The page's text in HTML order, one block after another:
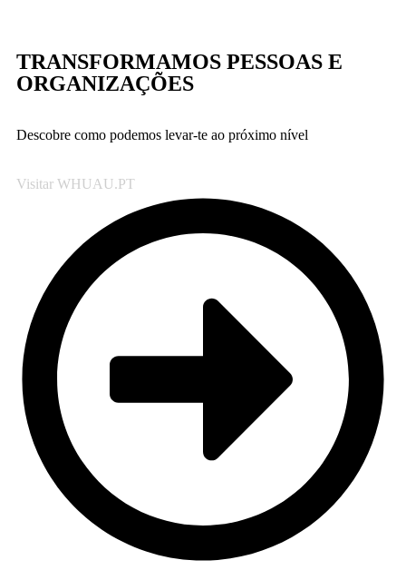
TRANSFORMAMOS PESSOAS E
ORGANIZAÇÕES
Descobre como podemos levar-te ao próximo nível
Visitar WHUAU.PT